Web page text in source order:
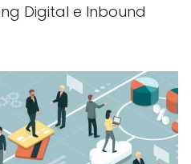
Digital e Inbound